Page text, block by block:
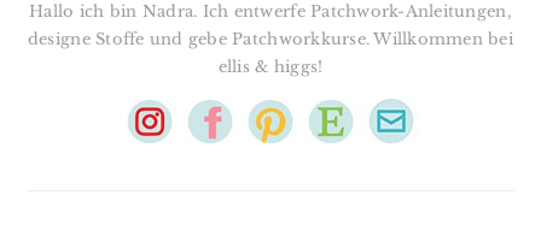
Hallo ich bin Nadra. Ich entwerfe Patchwork-Anleitungen,
designe Stoffe und gebe Patchworkkurse. Willkommen bei
ellis & higgs!